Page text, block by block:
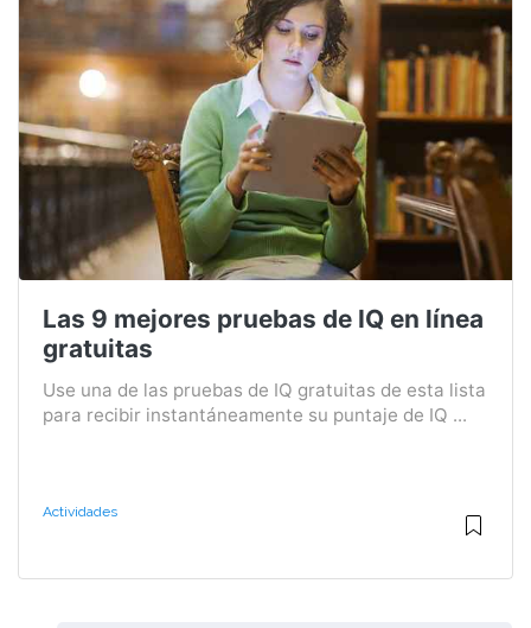
Las 9 mejores pruebas de IQ en línea
gratuitas
Use una de las pruebas de IQ gratuitas de esta lista
para recibir instantáneamente su puntaje de IQ ...
Actividades